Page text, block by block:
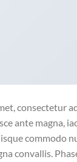
consectetur
ante magna,
commodo
convallis.